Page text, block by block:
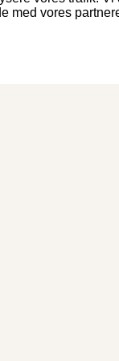
med vores